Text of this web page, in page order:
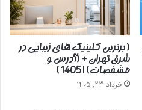
( برترین کلینیک های زیبایی در
شرق تهران + (آدرس و
مشخصات) | 1405 )
خرداد 23, 1405